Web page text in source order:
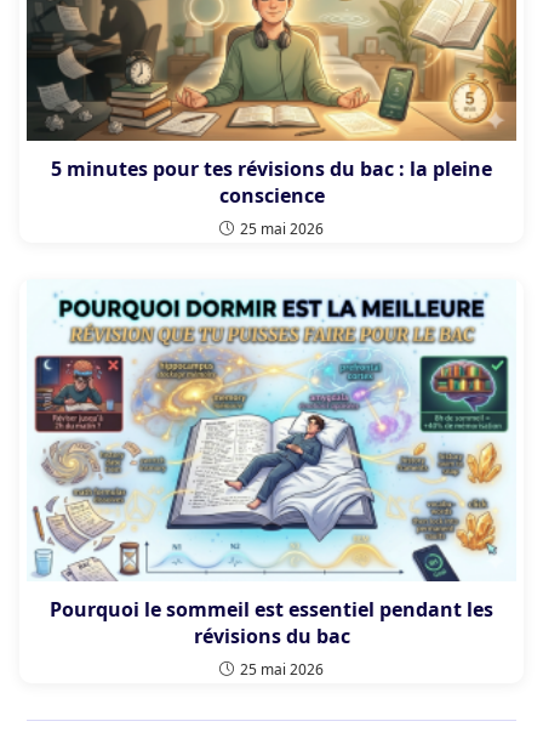
5 minutes pour tes révisions du bac : la pleine
conscience
25 mai 2026
Pourquoi le sommeil est essentiel pendant les
révisions du bac
25 mai 2026